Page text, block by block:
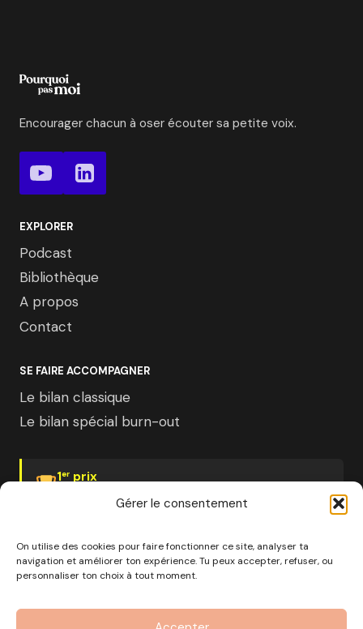
Gérer le consentement
On utilise des cookies pour faire fonctionner ce site, analyser ta
navigation et améliorer ton expérience. Tu peux accepter, refuser, ou
personnaliser ton choix à tout moment.
Encourager chacun à oser écouter sa petite voix.
EXPLORER
Podcast
Bibliothèque
A propos
Contact
SE FAIRE ACCOMPAGNER
Le bilan classique
Le bilan spécial burn-out
1er prix
capital de 1000€ · RCS Marseille · SIRET